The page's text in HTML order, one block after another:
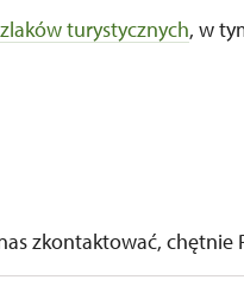
turystycznych, w
zkontaktować, chętnie